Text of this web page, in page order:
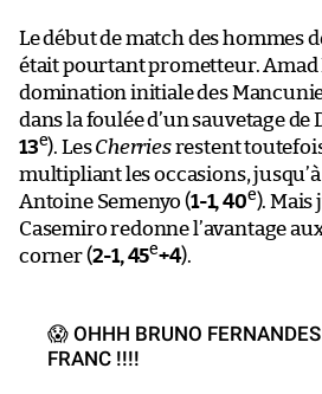
Le début de match des hommes
était pourtant prometteur. Amad
domination initiale des
dans la foulée d’un sauvetage de
13e). LesCherriesrestent
multipliant les occasions,
Antoine Semenyo (1-1, 40e). Mais
Casemiro redonne l’avantage
corner (2-1, 45e+4).
😱 OHHH BRUNO
FRANC !!!!